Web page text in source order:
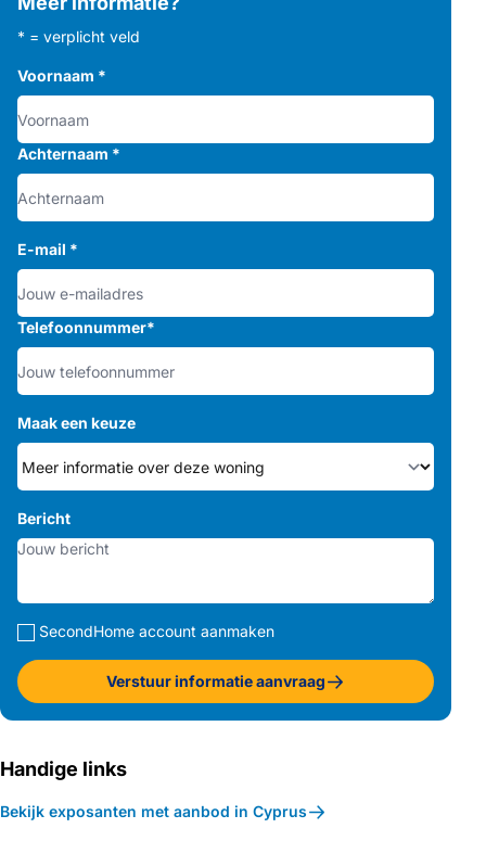
* = verplicht veld
Voornaam *
Achternaam *
E-mail *
Telefoonnummer*
Maak een keuze
Bericht
SecondHome account aanmaken
Verstuur informatie aanvraag
Handige links
Bekijk exposanten met aanbod in Cyprus